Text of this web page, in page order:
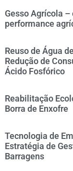
Gesso Agrícola
performance
Reuso de Água
Redução de
Ácido Fosfórico
Reabilitação
Borra de Enxofre
Tecnologia de
Estratégia de
Barragens